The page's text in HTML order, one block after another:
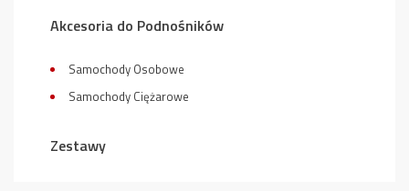
Akcesoria do Podnośników
Samochody Osobowe
Samochody Ciężarowe
Zestawy